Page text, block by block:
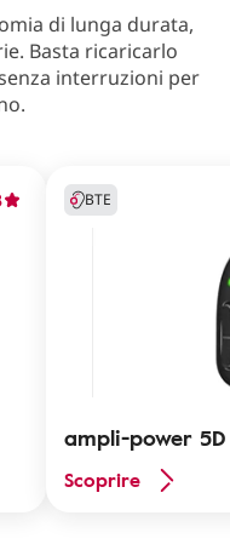
di lunga durata,
Basta ricaricarlo
interruzioni per
BTE
ampli-power 5D
Scoprire